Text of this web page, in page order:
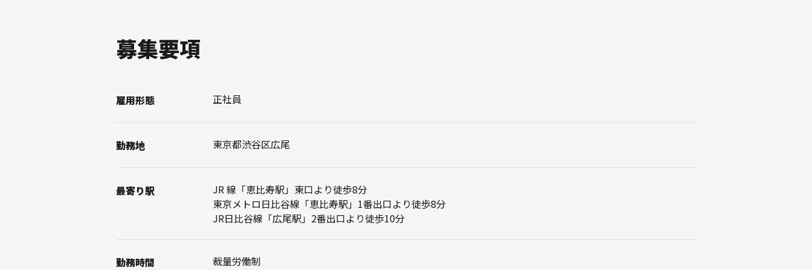
募集要項
雇用形態 正社員
勤務地 東京都渋谷区広尾
最寄り駅
JR 線「恵比寿駅」東口より徒歩8分
東京メトロ日比谷線「恵比寿駅」1番出口より徒歩8分
JR日比谷線「広尾駅」2番出口より徒歩10分
勤務時間 裁量労働制